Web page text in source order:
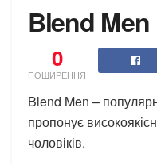
Blend Men
0
ПОШИРЕННЯ
Blend Men –
пропонує
чоловіків.